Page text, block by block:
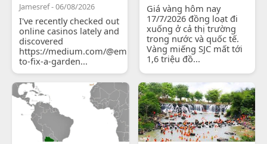
Jamesref - 06/08/2026
I've recently checked out
online casinos lately and
discovered
https://medium.com/@emilyjohnsonready/how-
to-fix-a-garden...
Giá vàng hôm nay
17/7/2026 đồng loạt đi
xuống ở cả thị trường
trong nước và quốc tế.
Vàng miếng SJC mất tới
1,6 triệu đồ...